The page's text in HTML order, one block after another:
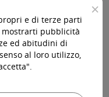
×
e di terze parti
pubblicità
ed abitudini di
al loro utilizzo,